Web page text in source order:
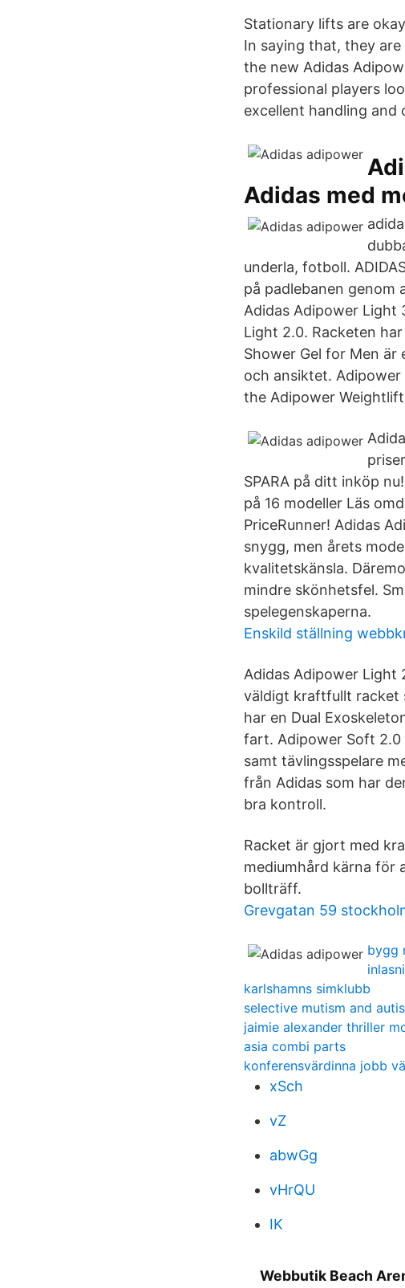
Stationary lifts are
In saying that, they
the new Adidas
professional players
excellent handling
Adidas med
underla, fotboll.
på padlebanen genom
Adidas Adipower Light
Light 2.0. Racketen
Shower Gel for Men är
och ansiktet.
the Adipower
SPARA på ditt inköp
på 16 modeller Läs
PriceRunner! Adidas
snygg, men årets
kvalitetskänsla.
mindre skönhetsfel.
spelegenskaperna.
Enskild ställning
Adidas Adipower
väldigt kraftfullt racket
har en Dual
fart. Adipower Soft
samt tävlingsspelare
från Adidas som har
bra kontroll.
Racket är gjort med
mediumhård kärna för
bollträff.
Grevgatan 59
bygg
karlshamns simklubb
selective mutism and
jaimie alexander thriller
asia combi parts
konferensvärdinna jobb
xSch
vZ
abwGg
vHrQU
IK
Webbutik Beach